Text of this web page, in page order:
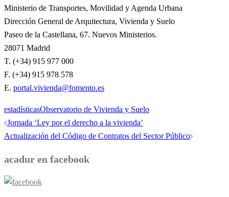
Ministerio de Transportes, Movilidad y Agenda Urbana
Dirección General de Arquitectura, Vivienda y Suelo
Paseo de la Castellana, 67. Nuevos Ministerios.
28071 Madrid
T. (+34) 915 977 000
F. (+34) 915 978 578
E. portal.vivienda@fomento.es
estadísticasObservatorio de Vivienda y Suelo
Navegación
de
Jornada ‘Ley por el derecho a la vivienda’
Actualización del Código de Contratos del Sector Público
acadur en facebook